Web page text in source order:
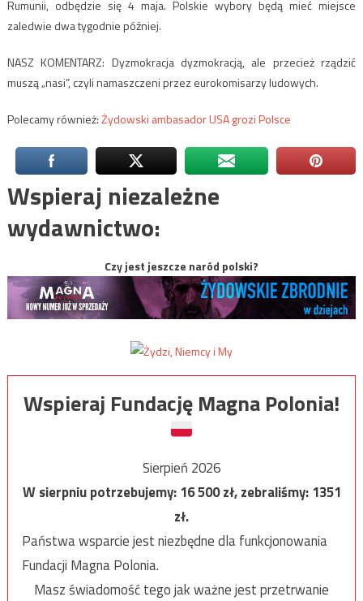
Rumunii, odbędzie się 4 maja. Polskie wybory będą mieć miejsce
zaledwie dwa tygodnie później.
NASZ KOMENTARZ: Dyzmokracja dyzmokracją, ale przecież rządzić
muszą „nasi”, czyli namaszczeni przez eurokomisarzy ludowych.
Polecamy również:Żydowski ambasador USA grozi Polsce
Wspieraj niezależne
wydawnictwo:
Czy jest jeszcze naród polski?
Wspieraj Fundację Magna Polonia!
Sierpień 2026
W sierpniu potrzebujemy:16 500zł, zebraliśmy:1351
zł.
Państwa wsparcie jest niezbędne dla funkcjonowania
Fundacji Magna Polonia.
Masz świadomość tego jak ważne jest przetrwanie